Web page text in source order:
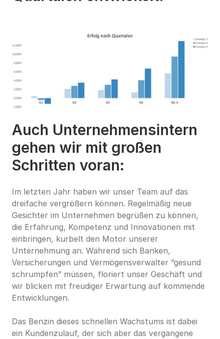
Auch Unternehmensintern
gehen wir mit großen
Schritten voran:
Im letzten Jahr haben wir unser Team auf das
dreifache vergrößern können. Regelmäßig neue
Gesichter im Unternehmen begrüßen zu können,
die Erfahrung, Kompetenz und Innovationen mit
einbringen, kurbelt den Motor unserer
Unternehmung an. Während sich Banken,
Versicherungen und Vermögensverwalter “gesund
schrumpfen” müssen, floriert unser Geschäft und
wir blicken mit freudiger Erwartung auf kommende
Entwicklungen.
Das Benzin dieses schnellen Wachstums ist dabei
ein Kundenzulauf, der sich aber das vergangene